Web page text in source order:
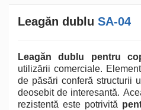
Leagăn dublu SA-04
Leagăn dublu pentru
utilizării comerciale.
de păsări conferă structurii
deosebit de interesantă.
rezistentă este potrivită